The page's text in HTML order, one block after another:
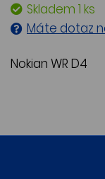
Skladem 1 ks
Máte dotaz
Nokian WR D4